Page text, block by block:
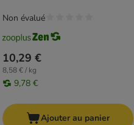
10,29 €
8,58 € / kg
9,78 €
Non évalué
Ajouter au panier